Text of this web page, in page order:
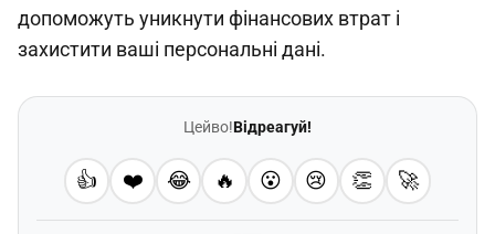
допоможуть уникнути фінансових втрат і
захистити ваші персональні дані.
Цейво!Відреагуй!
👍 ❤️ 😂 🔥 😮 😢 👏 🚀